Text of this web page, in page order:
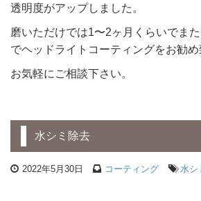
透明度がアップしました。
磨いただけでは1〜2ヶ月くらいでま
でヘッドライトコーティングをお勧め
お気軽にご相談下さい。
水シミ除去
2022年5月30日 コーティング 水シ